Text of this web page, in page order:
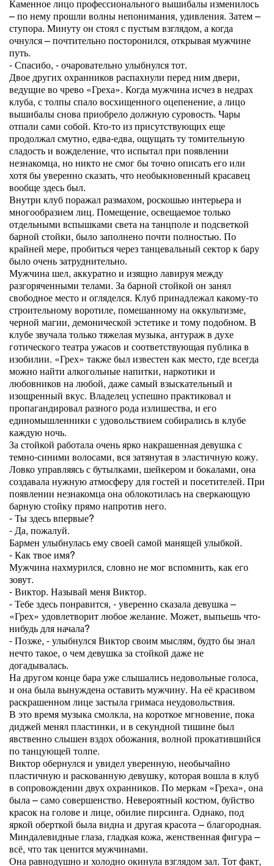
Каменное лицо профессионального вышибалы изменилось
– по нему прошли волны непонимания, удивления. Затем –
ступора. Минуту он стоял с пустым взглядом, а когда
очнулся – почтительно посторонился, открывая мужчине
путь.
- Спасибо, - очаровательно улыбнулся тот.
Двое других охранников распахнули перед ним двери,
ведущие во чрево «Греха». Когда мужчина исчез в недрах
клуба, с толпы спало восхищенного оцепенение, а лицо
вышибалы снова приобрело должную суровость. Чары
отпали сами собой. Кто-то из присутствующих еще
продолжал смутно, едва-едва, ощущать ту томительную
сладость и вожделение, что испытал при появлении
незнакомца, но никто не смог бы точно описать его или
хотя бы уверенно сказать, что необыкновенный красавец
вообще здесь был.
Внутри клуб поражал размахом, роскошью интерьера и
многообразием лиц. Помещение, освещаемое только
отдельными вспышками света на танцполе и подсветкой
барной стойки, было заполнено почти полностью. По
крайней мере, пробиться через танцевальный сектор к бару
было очень затруднительно.
Мужчина шел, аккуратно и изящно лавируя между
разгоряченными телами. За барной стойкой он занял
свободное место и огляделся. Клуб принадлежал какому-то
строительному воротиле, помешанному на оккультизме,
черной магии, демонической эстетике и тому подобном. В
клубе звучала только тяжелая музыка, антураж в духе
готического театра ужасов и соответствующая публика в
изобилии. «Грех» также был известен как место, где всегда
можно найти алкогольные напитки, наркотики и
любовников на любой, даже самый взыскательный и
изощренный вкус. Владелец успешно практиковал и
пропагандировал разного рода излишества, и его
единомышленники с удовольствием собирались в клубе
каждую ночь.
За стойкой работала очень ярко накрашенная девушка с
темно-синими волосами, вся затянутая в эластичную кожу.
Ловко управляясь с бутылками, шейкером и бокалами, она
создавала нужную атмосферу для гостей и посетителей. При
появлении незнакомца она облокотилась на сверкающую
барную стойку прямо напротив него.
- Ты здесь впервые?
- Да, пожалуй.
Бармен улыбнулась ему своей самой манящей улыбкой.
- Как твое имя?
Мужчина нахмурился, словно не мог вспомнить, как его
зовут.
- Виктор. Называй меня Виктор.
- Тебе здесь понравится, - уверенно сказала девушка –
«Грех» удовлетворит любое желание. Может, выпьешь что-
нибудь для начала?
- Позже, - улыбнулся Виктор своим мыслям, будто бы знал
нечто такое, о чем девушка за стойкой даже не
догадывалась.
На другом конце бара уже слышались недовольные голоса,
и она была вынуждена оставить мужчину. На её красивом
раскрашенном лице застыла гримаса неудовольствия.
В это время музыка смолкла, на короткое мгновение, пока
диджей менял пластинки, и в секундной тишине был
явственно слышен вздох обожания, волной прокатившийся
по танцующей толпе.
Виктор обернулся и увидел уверенную, необычайно
пластичную и раскованную девушку, которая вошла в клуб
в сопровождении двух охранников. По меркам «Греха», она
была – само совершенство. Невероятный костюм, буйство
красок на голове и лице, обилие пирсинга. Однако, под
яркой оберткой была видна и другая красота – благородная.
Миндалевидные глаза, гладкая кожа, женственная фигура –
всё, что так ценится мужчинами.
Она равнодушно и холодно окинула взглядом зал. Тот факт,